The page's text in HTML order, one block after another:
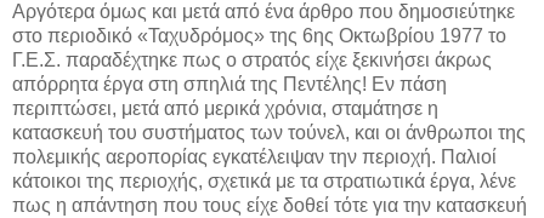
Αργότερα όμως και μετά από ένα άρθρο που δημοσιεύτηκε
στο περιοδικό «Ταχυδρόμος» της 6ης Οκτωβρίου 1977 το
Γ.Ε.Σ. παραδέχτηκε πως ο στρατός είχε ξεκινήσει άκρως
απόρρητα έργα στη σπηλιά της Πεντέλης! Εν πάση
περιπτώσει, μετά από μερικά χρόνια, σταμάτησε η
κατασκευή του συστήματος των τούνελ, και οι άνθρωποι της
πολεμικής αεροπορίας εγκατέλειψαν την περιοχή. Παλιοί
κάτοικοι της περιοχής, σχετικά με τα στρατιωτικά έργα, λένε
πως η απάντηση που τους είχε δοθεί τότε για την κατασκευή